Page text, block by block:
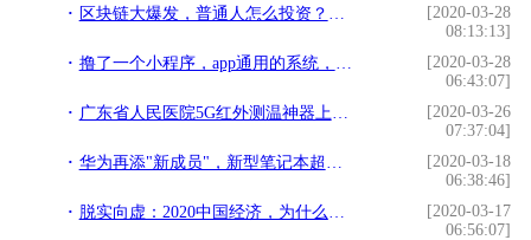
区块链大爆发，普通人怎么投资？有哪些渠道？
[2020-03-28
08:13:13]
撸了一个小程序，app通用的系统，填了不少坑，做个记录。
[2020-03-28
06:43:07]
广东省人民医院5G红外测温神器上岗，可同时侦测视野内多人体温
[2020-03-26
07:37:04]
华为再添"新成员"，新型笔记本超高性价比，竟能压倒苹果？
[2020-03-18
06:38:46]
脱实向虚：2020中国经济，为什么实体经济干不过虚拟经济？
[2020-03-17
06:56:07]